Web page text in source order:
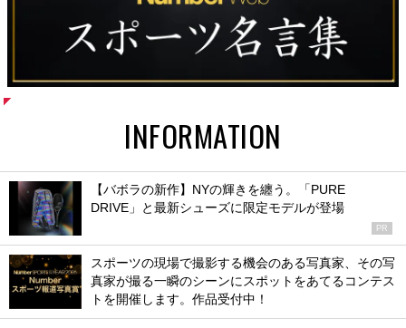
INFORMATION
【バボラの新作】NYの輝きを纏う。「PURE
DRIVE」と最新シューズに限定モデルが登場
PR
スポーツの現場で撮影する機会のある写真家、その写
真家が撮る一瞬のシーンにスポットをあてるコンテス
トを開催します。作品受付中！